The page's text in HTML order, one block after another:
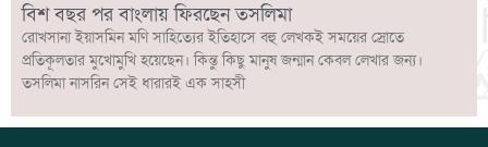
বিশ বছর পর বাংলায় ফিরছেন তসলিমা
রোখসানা ইয়াসমিন মণি সাহিত্যের ইতিহাসে বহু লেখকই সময়ের স্রোতে
প্রতিকূলতার মুখোমুখি হয়েছেন। কিন্তু কিছু মানুষ জন্মান কেবল লেখার জন্য।
তসলিমা নাসরিন সেই ধারারই এক সাহসী